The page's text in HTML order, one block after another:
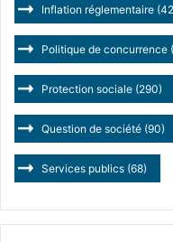
Inflation réglementaire
Politique de concurrence
Protection sociale (290)
Question de société (90)
Services publics (68)